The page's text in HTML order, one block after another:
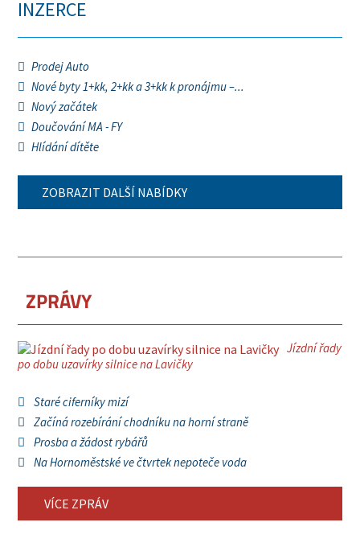
INZERCE
Prodej Auto
Nové byty 1+kk, 2+kk a 3+kk k pronájmu –...
Nový začátek
Doučování MA - FY
Hlídání dítěte
ZOBRAZIT DALŠÍ NABÍDKY
ZPRÁVY
Jízdní řady
po dobu uzavírky silnice na Lavičky
Staré ciferníky mizí
Začíná rozebírání chodníku na horní straně
Prosba a žádost rybářů
Na Hornoměstské ve čtvrtek nepoteče voda
VÍCE ZPRÁV